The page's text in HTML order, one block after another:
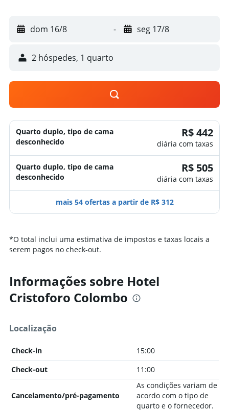
dom 16/8 - seg 17/8
2 hóspedes, 1 quarto
Quarto duplo, tipo de cama
desconhecido
R$ 442
diária com taxas
Quarto duplo, tipo de cama
desconhecido
R$ 505
diária com taxas
mais 54 ofertas a partir de R$ 312
*O total inclui uma estimativa de impostos e taxas locais a
serem pagos no check-out.
Informações sobre Hotel
Cristoforo Colombo
Localização
Check-in
15:00
Check-out
11:00
Cancelamento/pré-pagamento
As condições variam de
acordo com o tipo de
quarto e o fornecedor.